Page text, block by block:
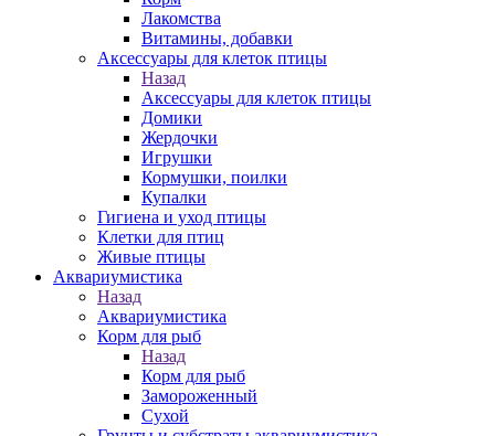
Лакомства
Витамины, добавки
Аксессуары для клеток птицы
Назад
Аксессуары для клеток птицы
Домики
Жердочки
Игрушки
Кормушки, поилки
Купалки
Гигиена и уход птицы
Клетки для птиц
Живые птицы
Аквариумистика
Назад
Аквариумистика
Корм для рыб
Назад
Корм для рыб
Замороженный
Сухой